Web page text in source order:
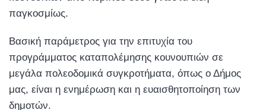
παγκοσμίως.
Βασική παράμετρος για την επιτυχία του
προγράμματος καταπολέμησης κουνουπιών σε
μεγάλα πολεοδομικά συγκροτήματα, όπως ο Δήμος
μας, είναι η ενημέρωση και η ευαισθητοποίηση των
δημοτών.